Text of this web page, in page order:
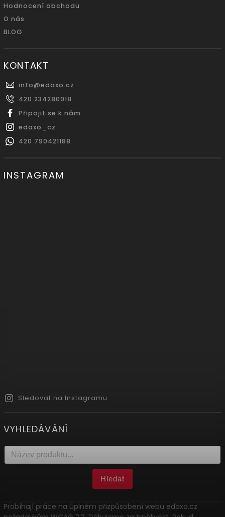
Hodnocení obchodu
O nás
BLOG
KONTAKT
info@edaxo.cz
420 234280918
Připojit se k nám
edaxo_cz
420 790421188
INSTAGRAM
Sledovat na Instagramu
VYHLEDÁVÁNÍ
Hledat
Probíhají práce na úplném přizpůsobení webu edaxo.cz